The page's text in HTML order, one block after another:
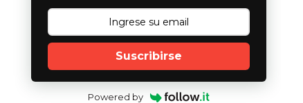
Suscribirse
Powered by